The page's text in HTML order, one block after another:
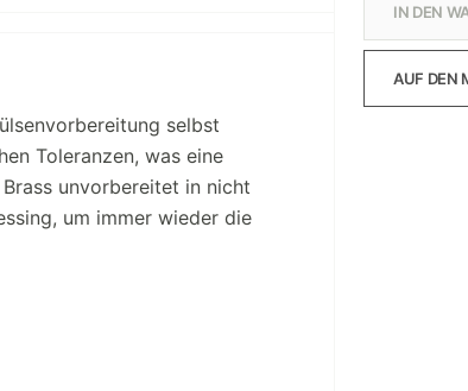
selbst
Toleranzen, was eine
unvorbereitet in nicht
um immer wieder die
IN DEN
AUF DEN